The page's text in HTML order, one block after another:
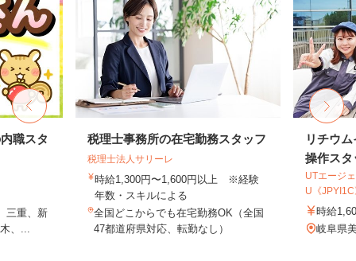
職スタ
三重、新
、...
税理士事務所の在宅勤務スタッフ
税理士法人サリーレ
時給1,300円〜1,600円以上 ※経験
年数・スキルによる
全国どこからでも在宅勤務OK（全国
47都道府県対応、転勤なし）
リチウ
操作スタ
UTエージ
U《
時給
岐阜県